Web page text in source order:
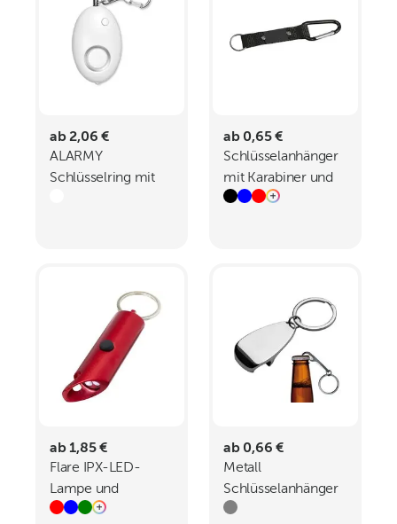
ab 2,06 €
ALARMY
Schlüsselring mit
ab 0,65 €
Schlüsselanhänger
mit Karabiner und
Plättchen aus Metall
ab 1,85 €
Flare IPX-LED-
Lampe und
Flaschenöffner aus
ab 0,66 €
Metall
Schlüsselanhänger
mit Flaschenöffner